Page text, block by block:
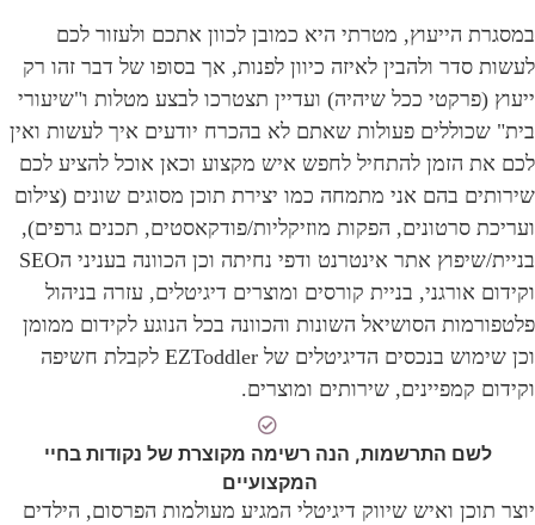
במסגרת הייעוץ, מטרתי היא כמובן לכוון אתכם ולעזור לכם
לעשות סדר ולהבין לאיזה כיוון לפנות, אך בסופו של דבר זהו רק
ייעוץ (פרקטי ככל שיהיה) ועדיין תצטרכו לבצע מטלות ו"שיעורי
בית" שכוללים פעולות שאתם לא בהכרח יודעים איך לעשות ואין
לכם את הזמן להתחיל לחפש איש מקצוע וכאן אוכל להציע לכם
שירותים בהם אני מתמחה כמו יצירת תוכן מסוגים שונים (צילום
ועריכת סרטונים, הפקות מוזיקליות/פודקאסטים, תכנים גרפים),
בניית/שיפוץ אתר אינטרנט ודפי נחיתה וכן הכוונה בעניני הSEO
וקידום אורגני, בניית קורסים ומוצרים דיגיטלים, עזרה בניהול
פלטפורמות הסושיאל השונות והכוונה בכל הנוגע לקידום ממומן
וכן שימוש בנכסים הדיגיטלים של EZToddler לקבלת חשיפה
וקידום קמפיינים, שירותים ומוצרים.
לשם התרשמות, הנה רשימה מקוצרת של נקודות בחיי
המקצועיים
יוצר תוכן ואיש שיווק דיגיטלי המגיע מעולמות הפרסום, הילדים